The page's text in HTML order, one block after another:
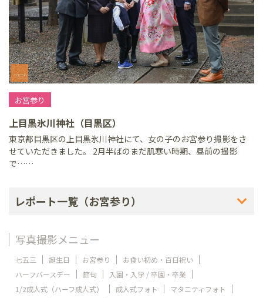
お宮参り
上目黒氷川神社（目黒区）
東京都目黒区の上目黒氷川神社にて、女の子のお宮参り撮影をさ
せていただきました。 2月半ばのまだ肌寒い時期、昼前の撮影
で……
レポート一覧（お宮参り）
写真撮影メニュー
七五三 誕生日 お宮参り
お食い初め・百日祝い
ハーフバースデー
節句
入園・入学 / 卒園・卒業
1/2成人式（ハーフ成人式）
成人式フォト
マタニティフォト